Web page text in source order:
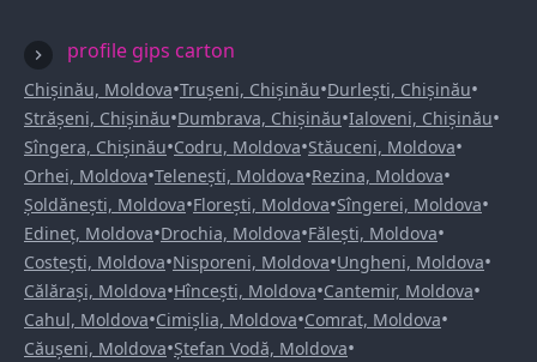
profile gips carton
Chișinău, Moldova•Trușeni, Chișinău•Durlești, Chișinău•
Strășeni, Chișinău•Dumbrava, Chișinău•Ialoveni, Chișinău•
Sîngera, Chișinău•Codru, Moldova•Stăuceni, Moldova•
Orhei, Moldova•Telenești, Moldova•Rezina, Moldova•
Șoldănești, Moldova•Florești, Moldova•Sîngerei, Moldova•
Edineț, Moldova•Drochia, Moldova•Fălești, Moldova•
Costești, Moldova•Nisporeni, Moldova•Ungheni, Moldova•
Călărași, Moldova•Hîncești, Moldova•Cantemir, Moldova•
Cahul, Moldova•Cimișlia, Moldova•Comrat, Moldova•
Căușeni, Moldova•Ștefan Vodă, Moldova•